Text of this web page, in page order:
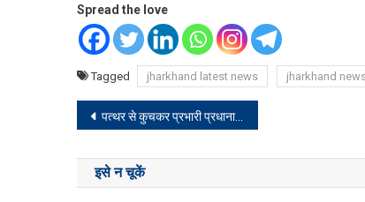
Spread the love
Tagged jharkhand latest news jharkhand
Post
navigation
पत्थर से कुचकर प्रभारी प्रधानाध्यापक की हत्या, पारिवारिक विवाद में हत्या की आशंका
इसे न चूकें